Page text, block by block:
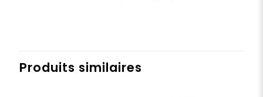
Produits similaires